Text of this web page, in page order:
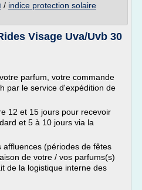
/ indice protection solaire
Visage Uva/Uvb 30
parfum, votre commande
par le service d'expédition de
12 et 15 jours pour recevoir
et 5 à 10 jours via la
(périodes de fêtes
de votre / vos parfums(s)
de la logistique interne des